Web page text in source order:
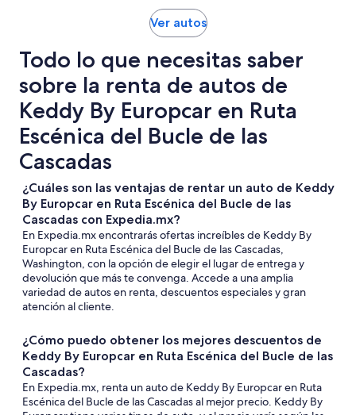
Ver autos
Todo lo que necesitas saber
sobre la renta de autos de
Keddy By Europcar en Ruta
Escénica del Bucle de las
Cascadas
¿Cuáles son las ventajas de rentar un auto de Keddy
By Europcar en Ruta Escénica del Bucle de las
Cascadas con Expedia.mx?
En Expedia.mx encontrarás ofertas increíbles de Keddy By
Europcar en Ruta Escénica del Bucle de las Cascadas,
Washington, con la opción de elegir el lugar de entrega y
devolución que más te convenga. Accede a una amplia
variedad de autos en renta, descuentos especiales y gran
atención al cliente.
¿Cómo puedo obtener los mejores descuentos de
Keddy By Europcar en Ruta Escénica del Bucle de las
Cascadas?
En Expedia.mx, renta un auto de Keddy By Europcar en Ruta
Escénica del Bucle de las Cascadas al mejor precio. Keddy By